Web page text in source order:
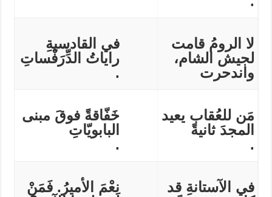
لا الرومُ قامت
لجيش الشام،
واندحرت
في القادسيةِ
راياتُ الدِّرَفْساتِ
.
مَن للعُقاب يعيد
المجدَ ثانيةً
.
خَفّاقةً فوقَ مبنى
البابويّاتِ
.
في الآستانةِ قد
نِعْمَ الأميرُ. فَمَنْ